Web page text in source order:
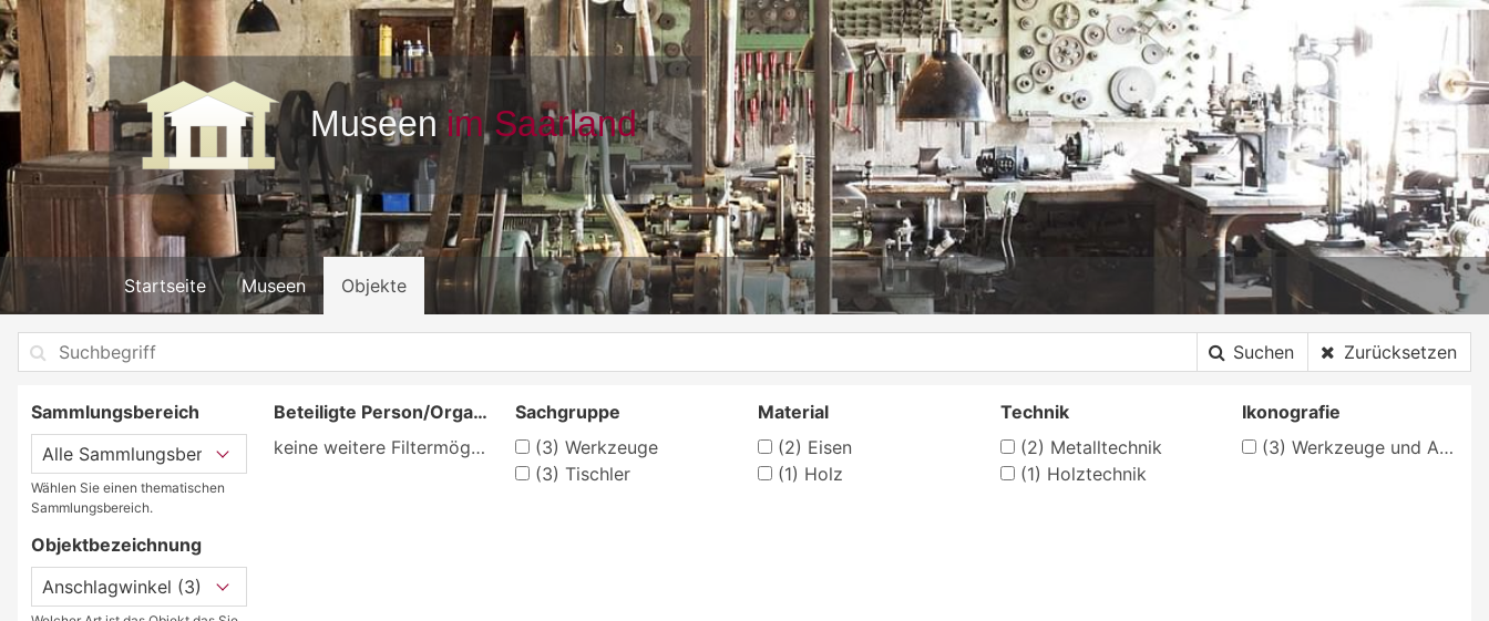
Startseite Museen Objekte
Suchen Zurücksetzen
Sammlungsbereich
Wählen Sie einen thematischen
Sammlungsbereich.
Objektbezeichnung
Beteiligte Person/Organisation
keine weitere Filtermöglichkeit
Sachgruppe
(3) Werkzeuge
(3) Tischler
Material
(2) Eisen
(1) Holz
Technik
(2) Metalltechnik
(1) Holztechnik
Ikonografie
(3) Werkzeuge und Arbeitsgeräte